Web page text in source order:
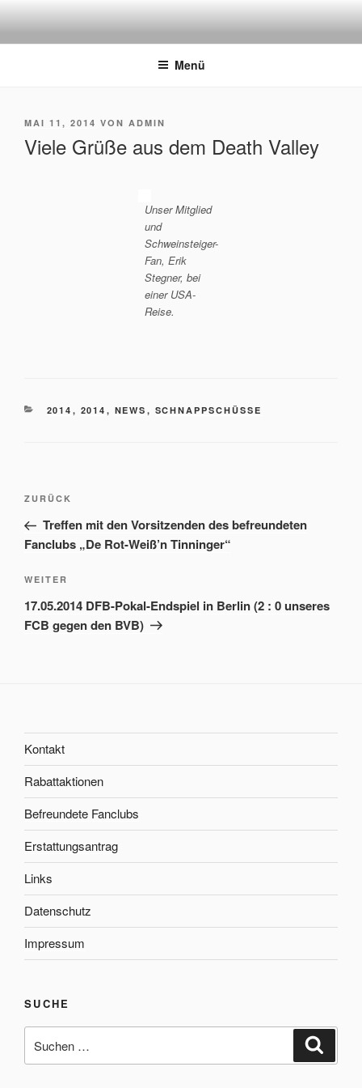
springenERFORDIA BAVARIA E.V.
Herzlich Willkommen auf der Homepage des Erfurter FC Bayern
München Fanclubs Erfordia Bavaria e.V.
Menü
VERÖFFENTLICHT
MAI 11, 2014 VON ADMIN
Viele Grüße aus dem Death Valley
Unser Mitglied
und
Schweinsteiger-
Fan, Erik
Stegner, bei
einer USA-
Reise.
KATEGORIEN
2014 , 2014 , NEWS , SCHNAPPSCHÜSSE
Beitrags-
Vorheriger
Beitrag
ZURÜCK
Treffen mit den Vorsitzenden des befreundeten
Fanclubs „De Rot-Weiß’n Tinninger“
Nächster
Beitrag
WEITER
17.05.2014 DFB-Pokal-Endspiel in Berlin (2 : 0 unseres
FCB gegen den BVB)
Kontakt
Rabattaktionen
Befreundete Fanclubs
Erstattungsantrag
Links
Datenschutz
Impressum
SUCHE
nach: